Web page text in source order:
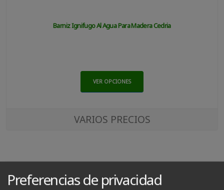
Barniz Ignifugo Al Agua Para Madera Cedria
VER OPCIONES
VARIOS PRECIOS
Preferencias de privacidad